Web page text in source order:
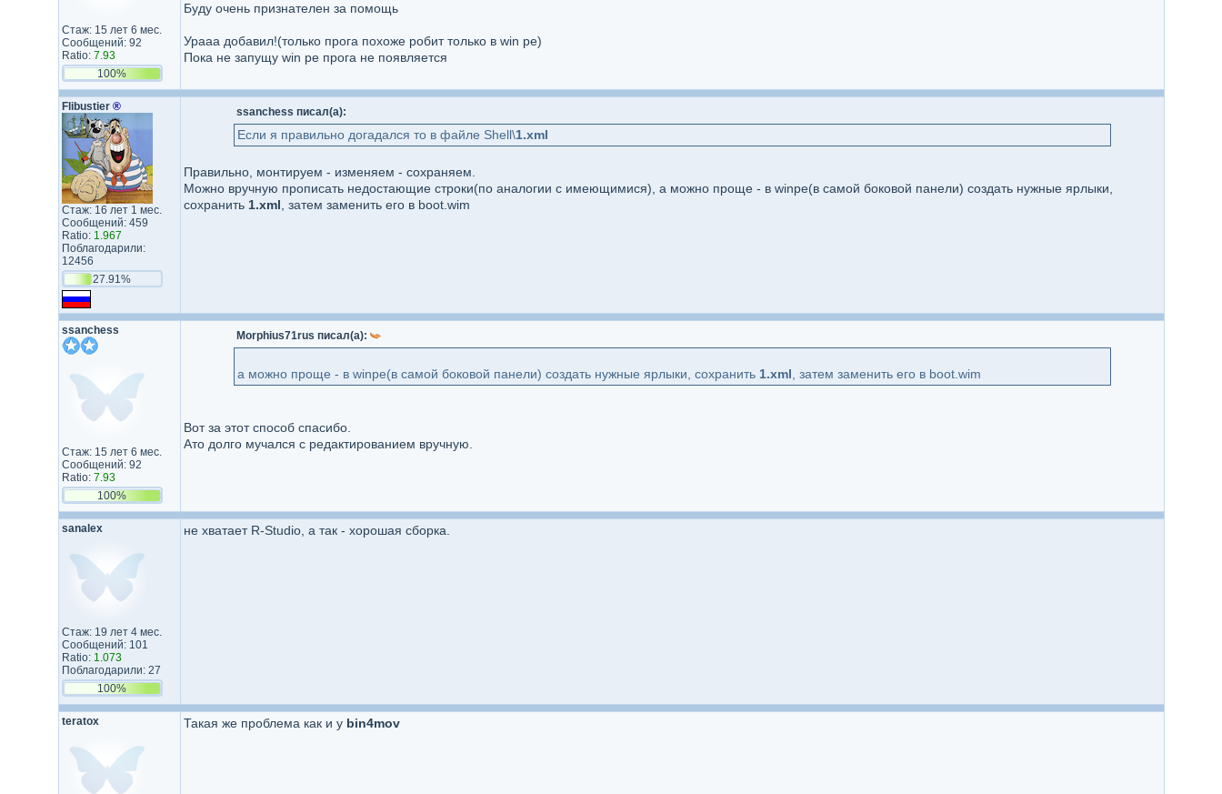
Стаж: 15 лет 6 мес.
Сообщений: 92
Ratio: 7.93
100%
Буду очень признателен за помощь
Урааа добавил!(только прога похоже робит только в win pe)
Пока не запущу win pe прога не появляется
Flibustier ®
Стаж: 16 лет 1 мес.
Сообщений: 459
Ratio: 1.967
Поблагодарили:
12456
27.91%
ssanchess писал(а):
Если я правильно догадался то в файле Shell\1.xml
Правильно, монтируем - изменяем - сохраняем.
Можно вручную прописать недостающие строки(по аналогии с имеющимися), а можно проще - в winpe(в самой боковой панели) создать нужные ярлыки,
сохранить 1.xml , затем заменить его в boot.wim
ssanchess
Стаж: 15 лет 6 мес.
Сообщений: 92
Ratio: 7.93
100%
Morphius71rus писал(а):
а можно проще - в winpe(в самой боковой панели) создать нужные ярлыки, сохранить 1.xml , затем заменить его в boot.wim
Вот за этот способ спасибо.
Ато долго мучался с редактированием вручную.
sanalex
Стаж: 19 лет 4 мес.
Сообщений: 101
Ratio: 1.073
Поблагодарили: 27
100%
не хватает R-Studio, а так - хорошая сборка.
teratox Такая же проблема как и у bin4mov